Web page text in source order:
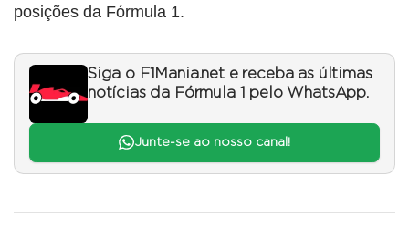
posições da Fórmula 1.
Siga o F1Mania.net e receba as últimas
notícias da Fórmula 1 pelo WhatsApp.
Junte-se ao nosso canal!